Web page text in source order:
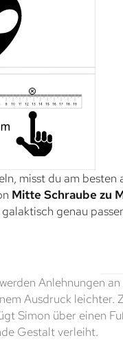
misst du am besten
Mitte Schraube zu
genau
Anlehnungen an
Ausdruck leichter.
Simon über einen
Gestalt verleiht.